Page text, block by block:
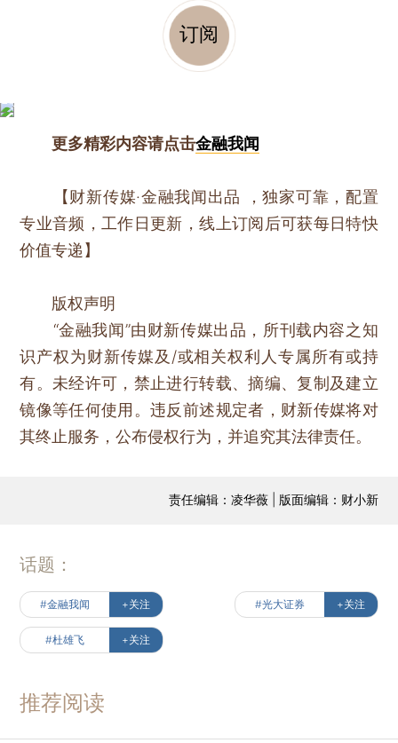
订阅
更多精彩内容请点击金融我闻
【财新传媒·金融我闻出品 ，独家可靠，配置
专业音频，工作日更新，线上订阅后可获每日特快
价值专递】
版权声明
“金融我闻”由财新传媒出品，所刊载内容之知
识产权为财新传媒及/或相关权利人专属所有或持
有。未经许可，禁止进行转载、摘编、复制及建立
镜像等任何使用。违反前述规定者，财新传媒将对
其终止服务，公布侵权行为，并追究其法律责任。
责任编辑：凌华薇 | 版面编辑：财小新
话题：
#金融我闻 +关注 #光大证券 +关注
#杜雄飞 +关注
推荐阅读